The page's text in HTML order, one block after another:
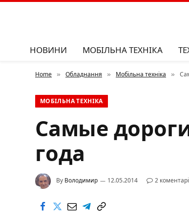
НОВИНИ МОБІЛЬНА ТЕХНІКА
Home » Обладнання » Мобільна техніка »
МОБІЛЬНА ТЕХНІКА
Самые
года
By Володимир 12.05.2014 2 коментарі